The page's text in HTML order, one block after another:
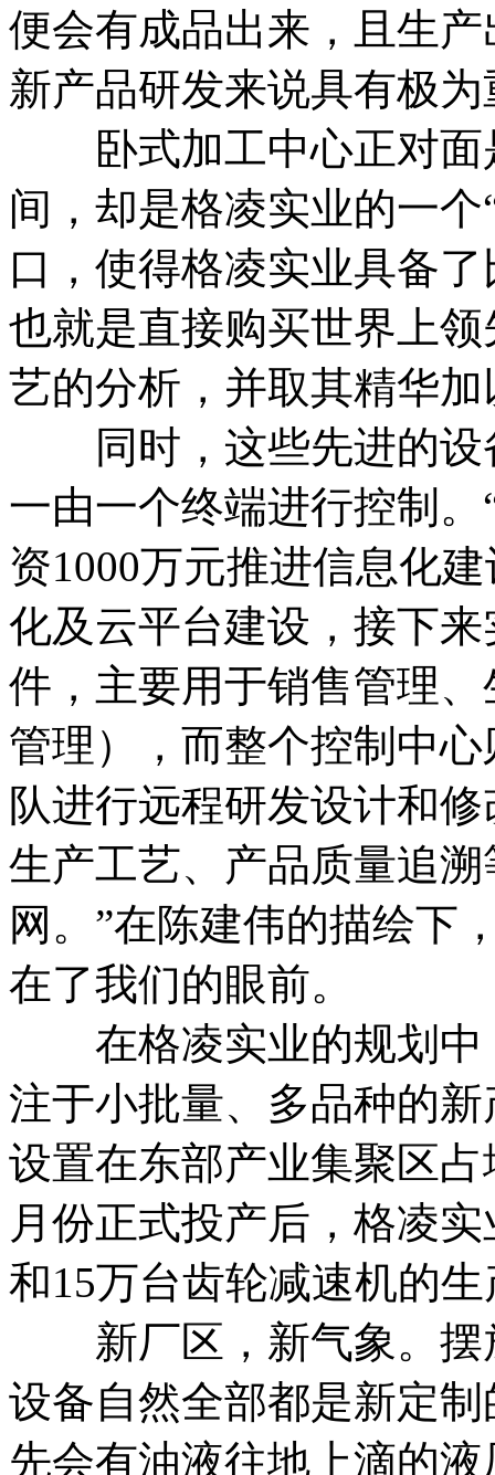
便会有成品出来，且生
新产品研发来说具有极
卧式加工中心正对面
间，却是格凌实业的一
口，使得格凌实业具备
也就是直接购买世界上
艺的分析，并取其精华
同时，这些先进的设
一由一个终端进行控制
资1000万元推进信息化
化及云平台建设，接下
件，主要用于销售管理
管理），而整个控制中
队进行远程研发设计和
生产工艺、产品质量追
网。”在陈建伟的描绘下
在了我们的眼前。
在格凌实业的规划中
注于小批量、多品种的
设置在东部产业集聚区
月份正式投产后，格凌
和15万台齿轮减速机的
新厂区，新气象。摆
设备自然全部都是新定
先会有油液往地上滴的